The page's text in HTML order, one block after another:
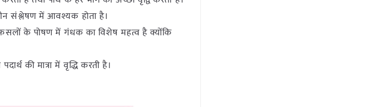
संश्लेषण में आवश्यक होता है।
फसलों के पोषण में गंधक का विशेष महत्व है क्योंकि
की मात्रा में वृद्धि करती है।